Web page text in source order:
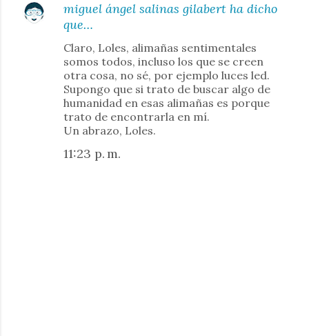
miguel ángel salinas gilabert ha dicho
que…
Claro, Loles, alimañas sentimentales
somos todos, incluso los que se creen
otra cosa, no sé, por ejemplo luces led.
Supongo que si trato de buscar algo de
humanidad en esas alimañas es porque
trato de encontrarla en mí.
Un abrazo, Loles.
11:23 p. m.